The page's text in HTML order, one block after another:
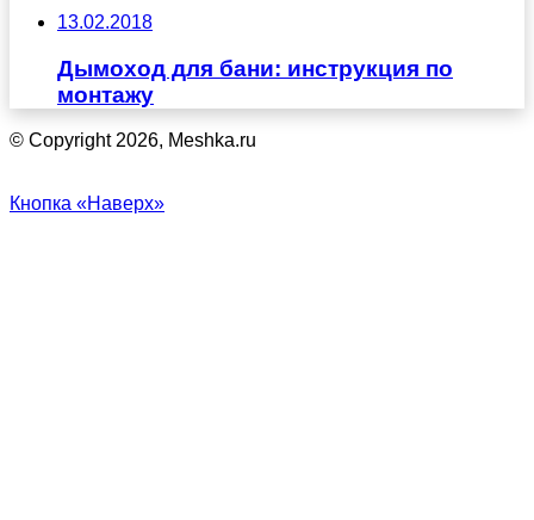
13.02.2018
Дымоход для бани: инструкция по
монтажу
© Copyright 2026, Meshka.ru
Кнопка «Наверх»